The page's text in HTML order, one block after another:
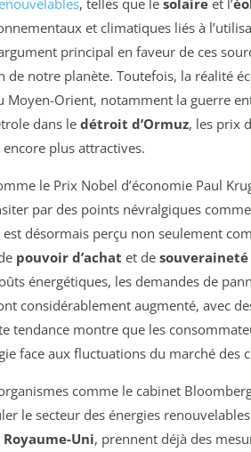
et climatiques liés à
principal en faveur de ces
de notre planète. Toutefois, la réalité
Moyen-Orient, notamment la guerre
dans le détroit d’Ormuz, les prix
plus attractives.
le Prix Nobel d’économie Paul
par des points névralgiques
désormais perçu non seulement
pouvoir d’achat et de
énergétiques, les demandes de
considérablement augmenté, avec
tendance montre que les
face aux fluctuations du marché des
comme le cabinet
le secteur des énergies
Royaume-Uni, prennent déjà des